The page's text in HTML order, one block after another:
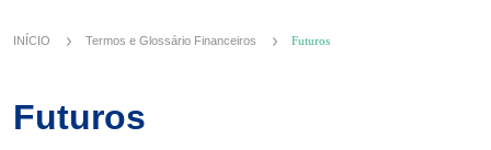
INÍCIO Termos e Glossário Financeiros Futuros
Futuros